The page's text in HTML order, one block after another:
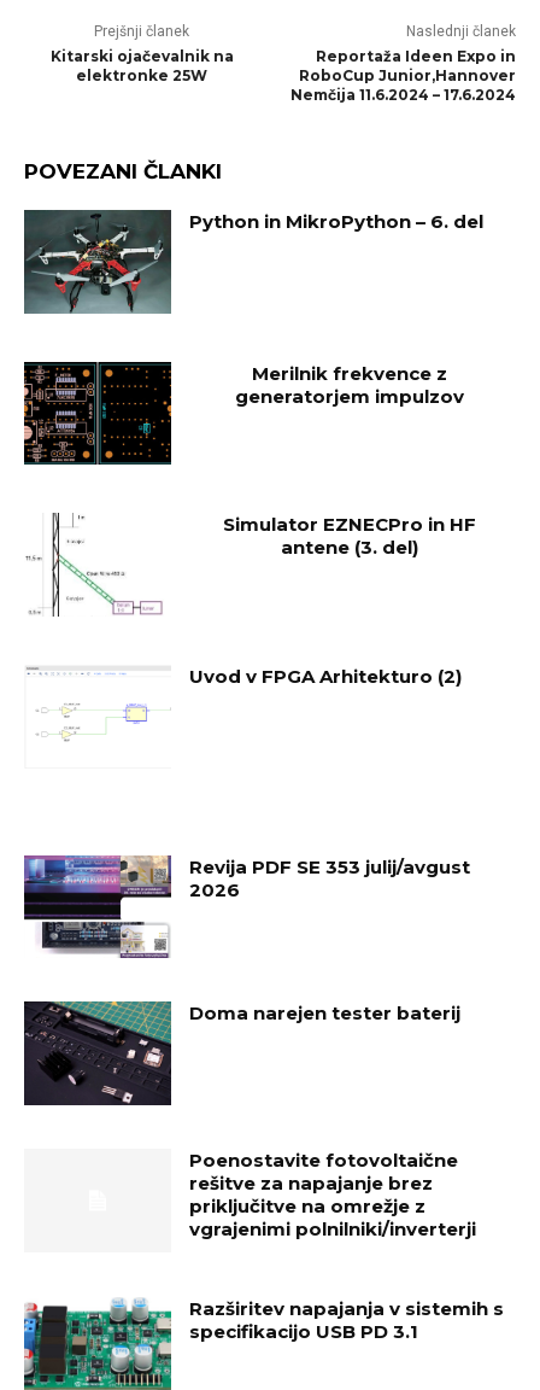
Prejšnji članek
Kitarski ojačevalnik na
elektronke 25W
Naslednji članek
Reportaža Ideen Expo in
RoboCup Junior,Hannover
Nemčija 11.6.2024 – 17.6.2024
POVEZANI ČLANKI
Python in MikroPython – 6. del
Merilnik frekvence z
generatorjem impulzov
Simulator EZNECPro in HF
antene (3. del)
Uvod v FPGA Arhitekturo (2)
Revija PDF SE 353 julij/avgust
2026
Doma narejen tester baterij
Poenostavite fotovoltaične
rešitve za napajanje brez
priključitve na omrežje z
vgrajenimi polnilniki/inverterji
Razširitev napajanja v sistemih s
specifikacijo USB PD 3.1